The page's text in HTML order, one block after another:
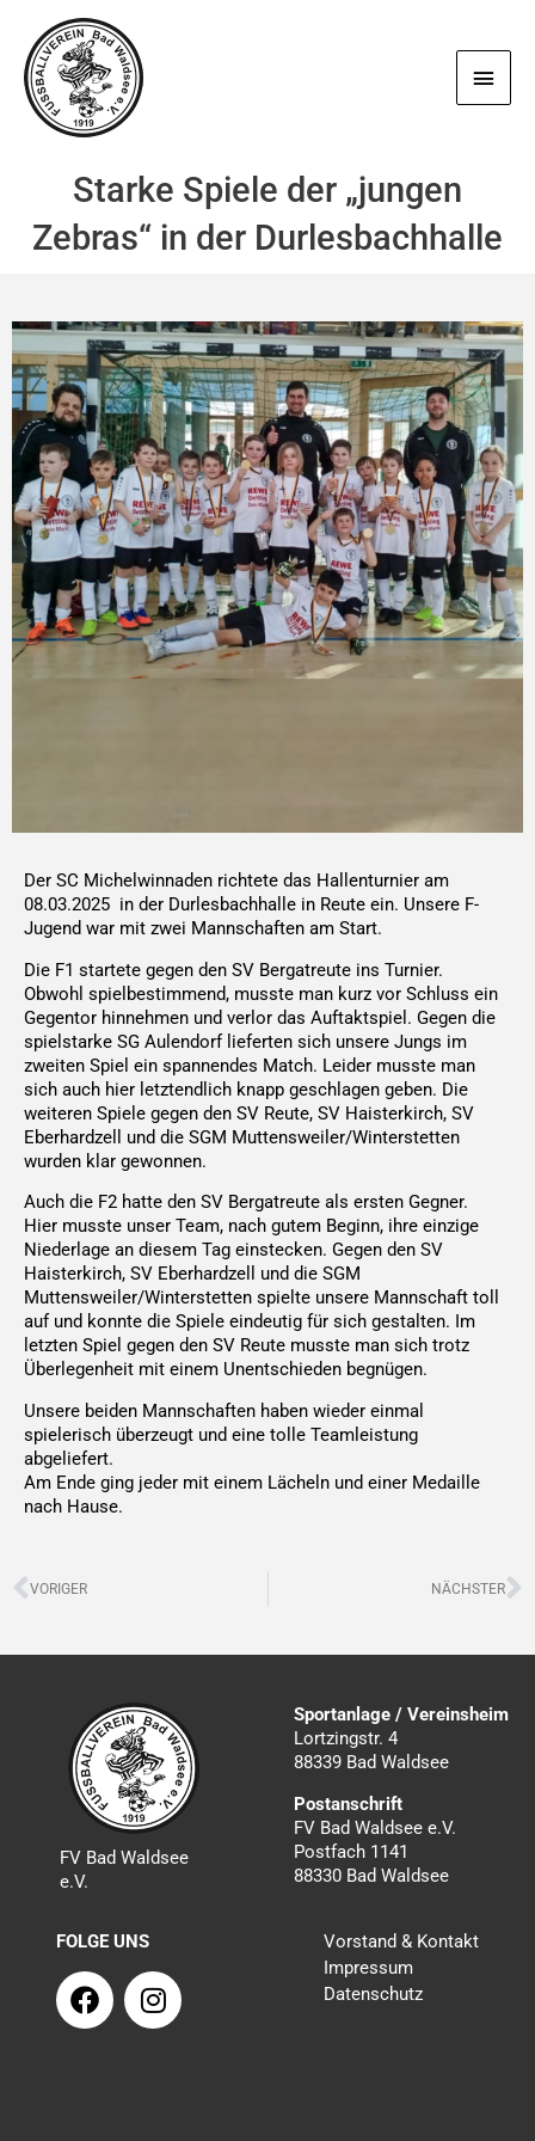
Inhalt
springen
Starke Spiele der „jungen
Zebras“ in der Durlesbachhalle
Der SC Michelwinnaden richtete das Hallenturnier am
08.03.2025 in der Durlesbachhalle in Reute ein. Unsere F-
Jugend war mit zwei Mannschaften am Start.
Die F1 startete gegen den SV Bergatreute ins Turnier.
Obwohl spielbestimmend, musste man kurz vor Schluss ein
Gegentor hinnehmen und verlor das Auftaktspiel. Gegen die
spielstarke SG Aulendorf lieferten sich unsere Jungs im
zweiten Spiel ein spannendes Match. Leider musste man
sich auch hier letztendlich knapp geschlagen geben. Die
weiteren Spiele gegen den SV Reute, SV Haisterkirch, SV
Eberhardzell und die SGM Muttensweiler/Winterstetten
wurden klar gewonnen.
Auch die F2 hatte den SV Bergatreute als ersten Gegner.
Hier musste unser Team, nach gutem Beginn, ihre einzige
Niederlage an diesem Tag einstecken. Gegen den SV
Haisterkirch, SV Eberhardzell und die SGM
Muttensweiler/Winterstetten spielte unsere Mannschaft toll
auf und konnte die Spiele eindeutig für sich gestalten. Im
letzten Spiel gegen den SV Reute musste man sich trotz
Überlegenheit mit einem Unentschieden begnügen.
Unsere beiden Mannschaften haben wieder einmal
spielerisch überzeugt und eine tolle Teamleistung
abgeliefert.
Am Ende ging jeder mit einem Lächeln und einer Medaille
nach Hause.
Zurück
VORIGER NÄCHSTER
FV Bad Waldsee
e.V.
Sportanlage / Vereinsheim
Lortzingstr. 4
88339 Bad Waldsee
Postanschrift
FV Bad Waldsee e.V.
Postfach 1141
88330 Bad Waldsee
FOLGE UNS
F
a
I
n
Vorstand & Kontakt
Impressum
Datenschutz